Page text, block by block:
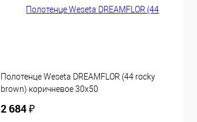
Полотенце Weseta DREAMFLOR (44 rocky
brown) коричневое 30х50
2 684 ₽